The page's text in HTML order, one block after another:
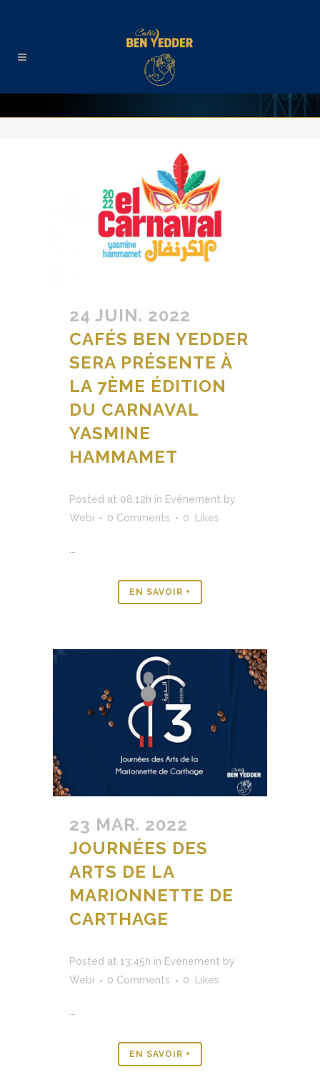
24 JUIN. 2022
CAFÉS BEN YEDDER
SERA PRÉSENTE À
LA 7ÈME ÉDITION
DU CARNAVAL
YASMINE
HAMMAMET
Posted at 08:12h in Evénement by
Webi
0 Comments 0 Likes
EN SAVOIR +
23 MAR. 2022
JOURNÉES DES
ARTS DE LA
MARIONNETTE DE
CARTHAGE
Posted at 13:45h in Evénement by
Webi
0 Comments 0 Likes
EN SAVOIR +